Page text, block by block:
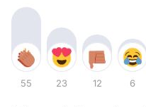
55 23 12 6